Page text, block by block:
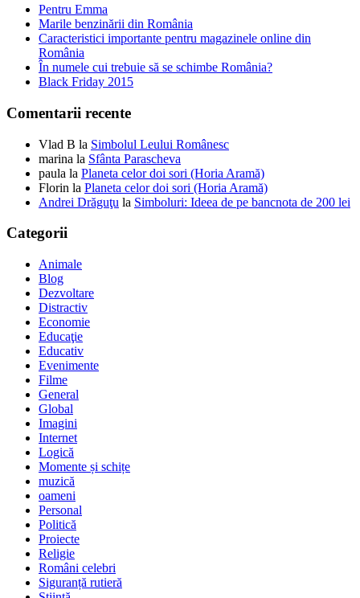
Pentru Emma
Marile benzinării din România
Caracteristici importante pentru magazinele online din
România
În numele cui trebuie să se schimbe România?
Black Friday 2015
Comentarii recente
Vlad B la Simbolul Leului Românesc
marina la Sfânta Parascheva
paula la Planeta celor doi sori (Horia Aramă)
Florin la Planeta celor doi sori (Horia Aramă)
Andrei Drăguţu la Simboluri: Ideea de pe bancnota de 200 lei
Categorii
Animale
Blog
Dezvoltare
Distractiv
Economie
Educaţie
Educativ
Evenimente
Filme
General
Global
Imagini
Internet
Logică
Momente și schițe
muzică
oameni
Personal
Politică
Proiecte
Religie
Români celebri
Siguranță rutieră